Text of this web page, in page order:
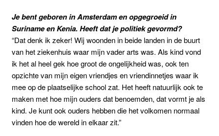
Je bent geboren in Amsterdam en opgegroeid in
Suriname en Kenia. Heeft dat je politiek gevormd?
“Dat denk ik zeker! Wij woonden in beide landen in de buurt
van het ziekenhuis waar mijn vader arts was. Als kind vond
ik het al heel gek hoe groot de ongelijkheid was, ook ten
opzichte van mijn eigen vriendjes en vriendinnetjes waar ik
mee op de plaatselijke school zat. Het heeft natuurlijk ook te
maken met hoe mijn ouders dat benoemden, dat vormt je als
kind. Je kunt ook ouders hebben die het volkomen normaal
vinden hoe de wereld in elkaar zit.”